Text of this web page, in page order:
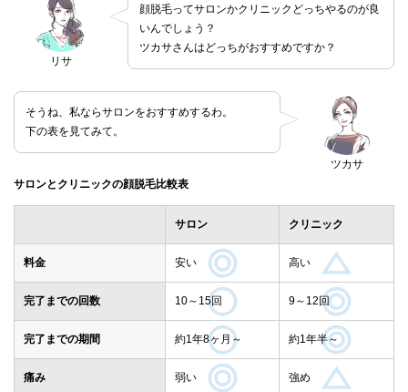
リサ
顔脱毛ってサロンかクリニックどっちやるのが良
いんでしょう？
ツカサさんはどっちがおすすめですか？
ツカサ
そうね、私ならサロンをおすすめするわ。
下の表を見てみて。
サロンとクリニックの顔脱毛比較表
サロン クリニック
料金 安い 高い
完了までの回数 10～15回 9～12回
完了までの期間 約1年8ヶ月～ 約1年半～
痛み 弱い 強め